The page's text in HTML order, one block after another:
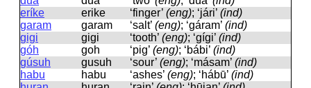
eríke
erike ‘finger’ (eng); ‘jári’ (ind)
garam
ɡaram ‘salt’ (eng); ‘gáram’ (ind)
gigi
ɡiɡi ‘tooth’ (eng); ‘gígi’ (ind)
góh
ɡoh ‘pig’ (eng); ‘bábi’ (ind)
gúsuh
ɡusuh ‘sour’ (eng); ‘másam’ (ind)
habu
habu ‘ashes’ (eng); ‘hábū’ (ind)